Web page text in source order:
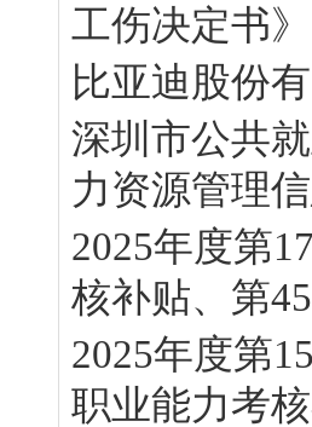
工伤决定书
比亚迪股份
深圳市公共
力资源管理
2025年度第
核补贴、第
2025年度第
职业能力考